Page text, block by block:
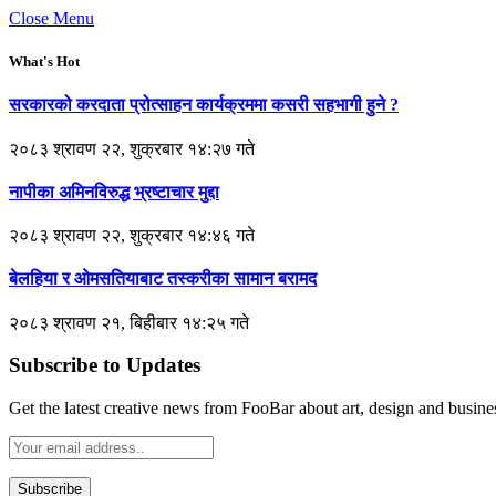
Close Menu
What's Hot
सरकारको करदाता प्रोत्साहन कार्यक्रममा कसरी सहभागी हुने ?
२०८३ श्रावण २२, शुक्रबार १४:२७ गते
नापीका अमिनविरुद्ध भ्रष्टाचार मुद्दा
२०८३ श्रावण २२, शुक्रबार १४:४६ गते
बेलहिया र ओमसतियाबाट तस्करीका सामान बरामद
२०८३ श्रावण २१, बिहीबार १४:२५ गते
Subscribe to Updates
Get the latest creative news from FooBar about art, design and